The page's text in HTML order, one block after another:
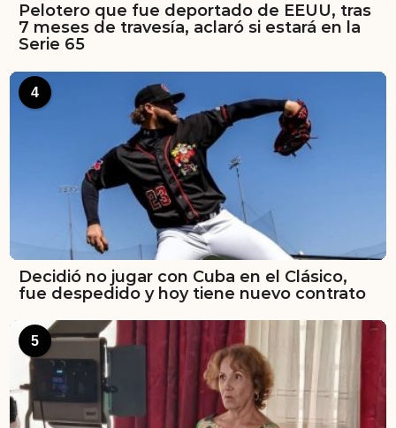
Pelotero que fue deportado de EEUU, tras
7 meses de travesía, aclaró si estará en la
Serie 65
4
Decidió no jugar con Cuba en el Clásico,
fue despedido y hoy tiene nuevo contrato
5